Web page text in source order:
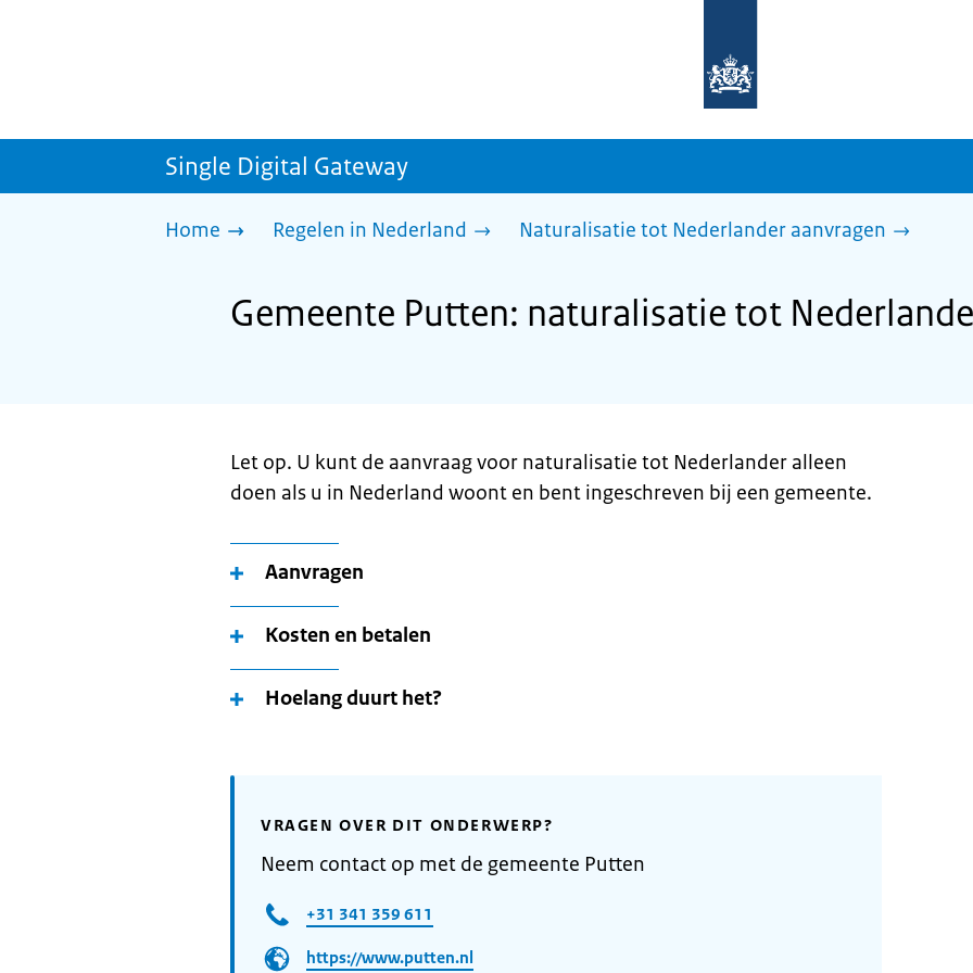
homepage
sdg.rijksoverheid.nl
Single Digital Gateway
Home Regelen in Nederland Naturalisatie tot Nederlander aanvragen
Gemeente Putten: naturalisatie tot
Let op. U kunt de aanvraag voor naturalisatie tot Nederlander alleen
doen als u in Nederland woont en bent ingeschreven bij een gemeente.
Aanvragen
Kosten en betalen
Hoelang duurt het?
VRAGEN OVER DIT ONDERWERP?
Neem contact op met de gemeente Putten
+31 341 359 611
https://www.putten.nl